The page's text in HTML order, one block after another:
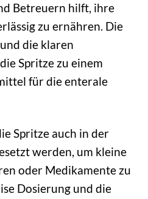
Betreuern hilft, ihre
zu ernähren. Die
die klaren
Spritze zu einem
für die enterale
Spritze auch in der
werden, um kleine
oder Medikamente zu
Dosierung und die